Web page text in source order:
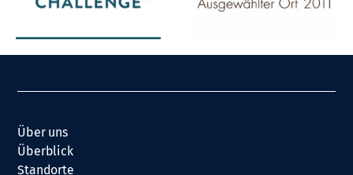
Über uns
Überblick
Standorte